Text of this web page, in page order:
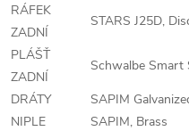
RÁFEK
ZADNÍ
STARS J25D,
PLÁŠŤ
ZADNÍ
Schwalbe Smart
DRÁTY
SAPIM
NIPLE
SAPIM, Brass